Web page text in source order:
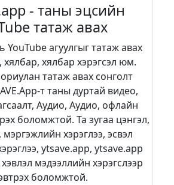
- таны эцсийн
татаж авах
YouTube агуулгыг татаж авах
хялбар, хялбар хэрэгсэл юм.
татаж авах сонголт
т таны дуртай видео,
Аудио, Аудио, офлайн
боломжтой. Та зугаа цэнгэл,
хэрэглээ, эсвэл
ytsave.app, ytsave.app
мэдээллийн хэрэгслээр
боломжтой.